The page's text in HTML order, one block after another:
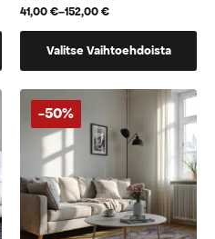
41,00€–152,00€
Hintaluokka:
41,00 €
152,00 €
Valitse Vaihtoehdoista
useampi
muunnelma.
tehdä
valinnat
tuotteen
sivulla.
-50%